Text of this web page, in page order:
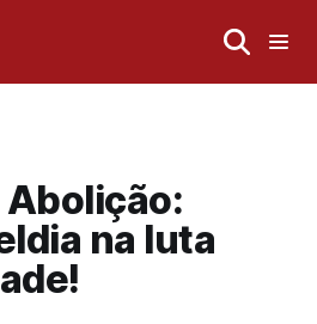
Abolição:
na luta